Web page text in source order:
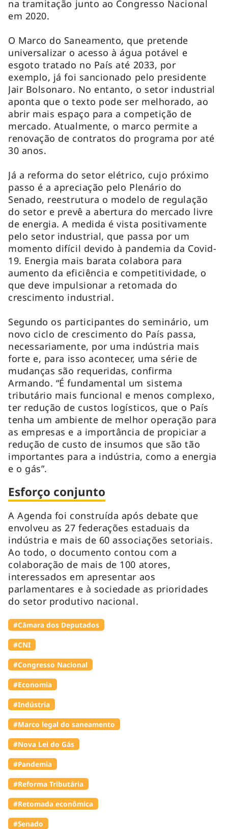
na tramitação junto ao Congresso Nacional
em 2020.
O Marco do Saneamento, que pretende
universalizar o acesso à água potável e
esgoto tratado no País até 2033, por
exemplo, já foi sancionado pelo presidente
Jair Bolsonaro. No entanto, o setor industrial
aponta que o texto pode ser melhorado, ao
abrir mais espaço para a competição de
mercado. Atualmente, o marco permite a
renovação de contratos do programa por até
30 anos.
Já a reforma do setor elétrico, cujo próximo
passo é a apreciação pelo Plenário do
Senado, reestrutura o modelo de regulação
do setor e prevê a abertura do mercado livre
de energia. A medida é vista positivamente
pelo setor industrial, que passa por um
momento difícil devido à pandemia da Covid-
19. Energia mais barata colabora para
aumento da eficiência e competitividade, o
que deve impulsionar a retomada do
crescimento industrial.
Segundo os participantes do seminário, um
novo ciclo de crescimento do País passa,
necessariamente, por uma indústria mais
forte e, para isso acontecer, uma série de
mudanças são requeridas, confirma
Armando. “É fundamental um sistema
tributário mais funcional e menos complexo,
ter redução de custos logísticos, que o País
tenha um ambiente de melhor operação para
as empresas e a importância de propiciar a
redução de custo de insumos que são tão
importantes para a indústria, como a energia
e o gás”.
Esforço conjunto
A Agenda foi construída após debate que
envolveu as 27 federações estaduais da
indústria e mais de 60 associações setoriais.
Ao todo, o documento contou com a
colaboração de mais de 100 atores,
interessados em apresentar aos
parlamentares e à sociedade as prioridades
do setor produtivo nacional.
#Câmara dos Deputados
#CNI
#Congresso Nacional
#Economia
#Indústria
#Marco legal do saneamento
#Nova Lei do Gás
#Pandemia
#Reforma Tributária
#Retomada econômica
#Senado